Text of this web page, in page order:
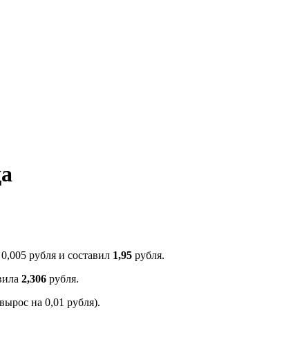
рубля и составил 1,95 рубля.
2,306 рубля.
на 0,01 рубля).